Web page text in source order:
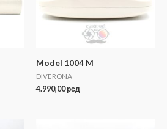
Model 1004 M
DIVERONA
4.990,00рсд